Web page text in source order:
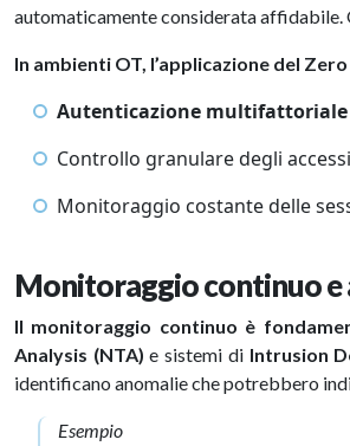
automaticamente considerata affidabile.
In ambienti OT, l’applicazione del
Autenticazione multifattoriale
Controllo granulare degli
Monitoraggio costante delle
Monitoraggio continuo
Il monitoraggio continuo è
Analysis (NTA) e sistemi di Intrusion
identificano anomalie che potrebbero
Esempio